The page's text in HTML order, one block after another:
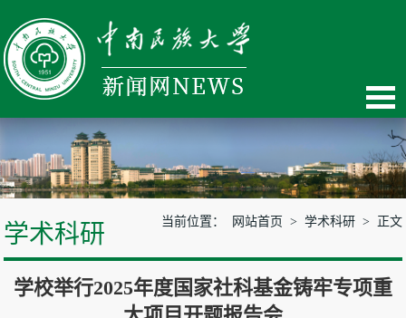
学术科研 当前位置： 网站首页 > 学术科研> 正文
学校举行2025年度国家社科基金铸牢专项重